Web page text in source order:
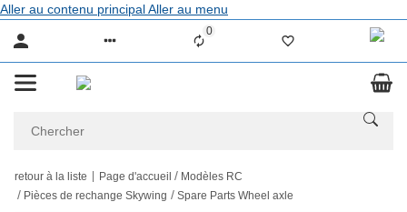
Aller au contenu principalAller au menu
0Liste ist leer
retour à la liste Page d'accueil
Modèles RC
Pièces de rechange Skywing
Spare Parts Wheel axle